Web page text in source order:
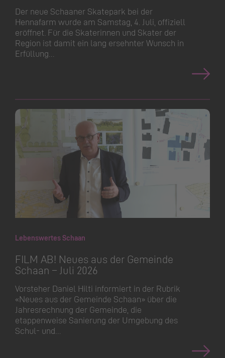
Der neue Schaaner Skatepark bei der
Hennafarm wurde am Samstag, 4. Juli, offiziell
eröffnet. Für die Skaterinnen und Skater der
Region ist damit ein lang ersehnter Wunsch in
Erfüllung…
Lebenswertes Schaan
FILM AB! Neues aus der Gemeinde
Schaan – Juli 2026
Vorsteher Daniel Hilti informiert in der Rubrik
«Neues aus der Gemeinde Schaan» über die
Jahresrechnung der Gemeinde, die
etappenweise Sanierung der Umgebung des
Schul- und…